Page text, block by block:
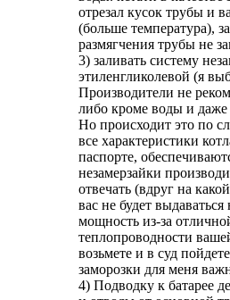
отрезал кусок трубы и
(больше температура),
размягчения трубы не
3) заливать систему
этиленгликолевой (я
Производители не
либо кроме воды и
Но происходит это по
все характеристики
паспорте,
незамерзайки
отвечать (вдруг на
вас не будет
мощность из-за
теплопроводности
возьмете и в суд
заморозки для меня
4) Подводку к батарее